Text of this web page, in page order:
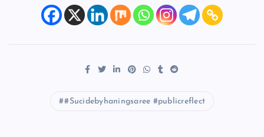
#Sucidebyhaningsaree #publicreflect